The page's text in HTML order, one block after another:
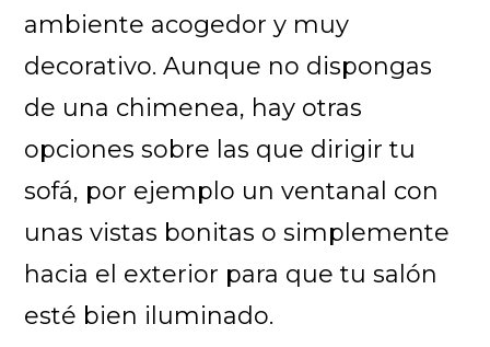
ambiente acogedor y muy
decorativo. Aunque no dispongas
de una chimenea, hay otras
opciones sobre las que dirigir tu
sofá, por ejemplo un ventanal con
unas vistas bonitas o simplemente
hacia el exterior para que tu salón
esté bien iluminado.